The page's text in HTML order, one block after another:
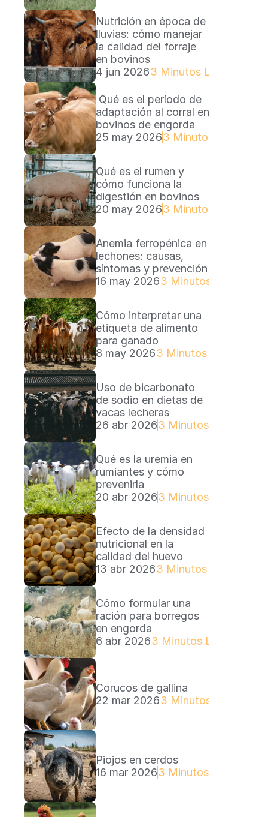
Nutrición en época de
lluvias: cómo manejar
la calidad del forraje
en bovinos
4 jun 20263 Minutos Lectura
adaptación al corral en
bovinos de engorda
25 may 20263 Minutos Lectura
Qué es el rumen y
cómo funciona la
digestión en bovinos
20 may 20263 Minutos Lectura
Anemia ferropénica en
lechones: causas,
síntomas y prevención
16 may 20263 Minutos Lectura
Cómo interpretar una
etiqueta de alimento
para ganado
8 may 20263 Minutos Lectura
Uso de bicarbonato
de sodio en dietas de
vacas lecheras
26 abr 20263 Minutos Lectura
Qué es la uremia en
rumiantes y cómo
prevenirla
20 abr 20263 Minutos Lectura
Efecto de la densidad
nutricional en la
calidad del huevo
13 abr 20263 Minutos Lectura
Cómo formular una
ración para borregos
en engorda
6 abr 20263 Minutos Lectura
Corucos de gallina
22 mar 20263 Minutos Lectura
Piojos en cerdos
16 mar 20263 Minutos Lectura